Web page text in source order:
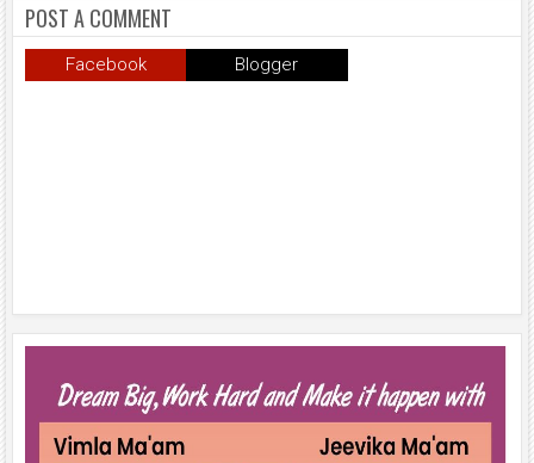
POST A COMMENT
Facebook Blogger